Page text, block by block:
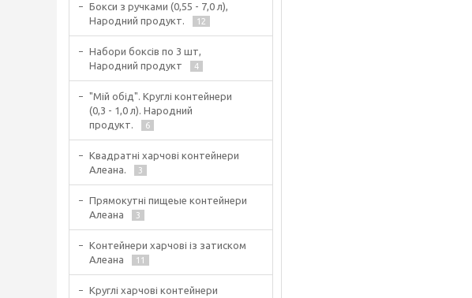
Бокси з ручками (0,55 - 7,0 л),
Народний продукт.
12
Набори боксів по 3 шт,
Народний продукт
4
"Мій обід". Круглі контейнери
(0,3 - 1,0 л). Народний
продукт.
6
Квадратні харчові контейнери
Алеана.
3
Прямокутні пищеые контейнери
Алеана
3
Контейнери харчові із затиском
Алеана
11
Круглі харчові контейнери